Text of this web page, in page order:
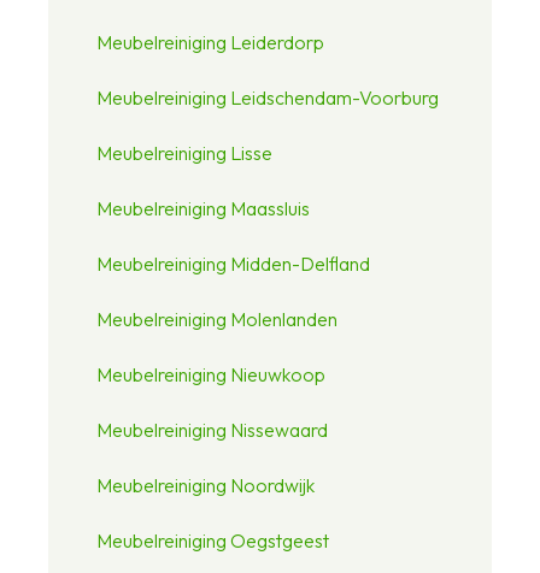
Meubelreiniging Leiderdorp
Meubelreiniging Leidschendam-Voorburg
Meubelreiniging Lisse
Meubelreiniging Maassluis
Meubelreiniging Midden-Delfland
Meubelreiniging Molenlanden
Meubelreiniging Nieuwkoop
Meubelreiniging Nissewaard
Meubelreiniging Noordwijk
Meubelreiniging Oegstgeest